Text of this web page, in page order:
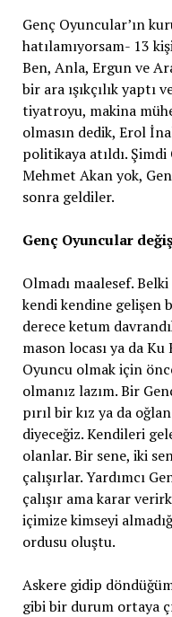
Genç Oyuncular’ın
hatılamıyorsam- 13
Ben, Anla, Ergun ve
bir ara ışıkçılık yaptı
tiyatroyu, makina
olmasın dedik, Erol
politikaya atıldı.
Mehmet Akan yok,
sonra geldiler.
Genç Oyuncular
Olmadı maalesef.
kendi kendine gelişen
derece ketum
mason locası ya da
Oyuncu olmak için
olmanız lazım. Bir
pırıl bir kız ya da
diyeceğiz. Kendileri
olanlar. Bir sene, iki
çalışırlar. Yardımcı
çalışır ama karar
içimize kimseyi
ordusu oluştu.
Askere gidip
gibi bir durum ortaya